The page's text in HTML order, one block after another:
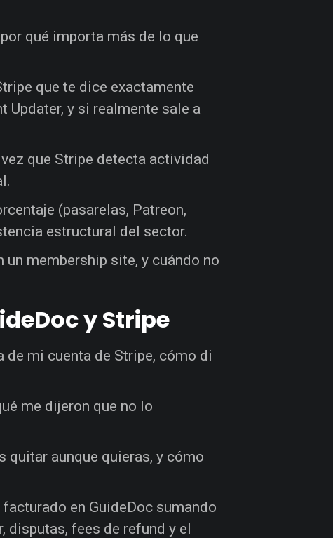
qué importa más de lo que
que te dice exactamente
Updater, y si realmente sale a
que Stripe detecta actividad
(pasarelas, Patreon,
estructural del sector.
membership site, y cuándo no
y Stripe
de mi cuenta de Stripe, cómo di
me dijeron que no lo
quitar aunque quieras, y cómo
en GuideDoc sumando
disputas, fees de refund y el